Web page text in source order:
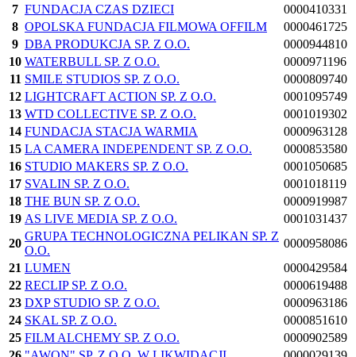
7 FUNDACJA CZAS DZIECI
0000410331
8 OPOLSKA FUNDACJA FILMOWA OFFILM
0000461725
9 DBA PRODUKCJA SP. Z O.O.
0000944810
10 WATERBULL SP. Z O.O.
0000971196
11 SMILE STUDIOS SP. Z O.O.
0000809740
12 LIGHTCRAFT ACTION SP. Z O.O.
0001095749
13 WTD COLLECTIVE SP. Z O.O.
0001019302
14 FUNDACJA STACJA WARMIA
0000963128
15 LA CAMERA INDEPENDENT SP. Z O.O.
0000853580
16 STUDIO MAKERS SP. Z O.O.
0001050685
17 SVALIN SP. Z O.O.
0001018119
18 THE BUN SP. Z O.O.
0000919987
19 AS LIVE MEDIA SP. Z O.O.
0001031437
20
GRUPA TECHNOLOGICZNA PELIKAN SP. Z
O.O.
0000958086
21 LUMEN
0000429584
22 RECLIP SP. Z O.O.
0000619488
23 DXP STUDIO SP. Z O.O.
0000963186
24 SKAL SP. Z O.O.
0000851610
25 FILM ALCHEMY SP. Z O.O.
0000902589